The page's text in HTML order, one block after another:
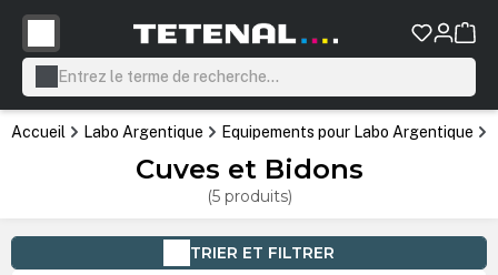
principal
Accueil Labo Argentique Equipements pour Labo Argentique
Cuves et Bidons
(5 produits)
TRIER ET FILTRER